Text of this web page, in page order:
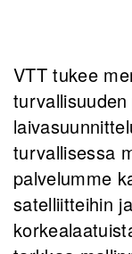
VTT tukee
turvallisessa
palvelumme
satelliitteihin